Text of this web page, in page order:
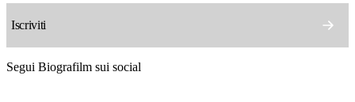
Segui Biografilm sui social